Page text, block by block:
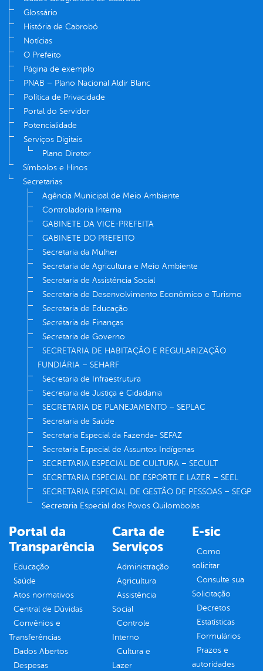
Glossário
História de Cabrobó
Notícias
O Prefeito
Página de exemplo
PNAB – Plano Nacional Aldir Blanc
Política de Privacidade
Portal do Servidor
Potencialidade
Serviços Digitais
Plano Diretor
Símbolos e Hinos
Secretarias
Agência Municipal de Meio Ambiente
Controladoria Interna
GABINETE DA VICE-PREFEITA
GABINETE DO PREFEITO
Secretaria da Mulher
Secretaria de Agricultura e Meio Ambiente
Secretaria de Assistência Social
Secretaria de Desenvolvimento Econômico e Turismo
Secretaria de Educação
Secretaria de Finanças
Secretaria de Governo
SECRETARIA DE HABITAÇÃO E REGULARIZAÇÃO
FUNDIÁRIA – SEHARF
Secretaria de Infraestrutura
Secretaria de Justiça e Cidadania
SECRETARIA DE PLANEJAMENTO – SEPLAC
Secretaria de Saúde
Secretaria Especial da Fazenda- SEFAZ
Secretaria Especial de Assuntos Indígenas
SECRETARIA ESPECIAL DE CULTURA – SECULT
SECRETARIA ESPECIAL DE ESPORTE E LAZER – SEEL
SECRETARIA ESPECIAL DE GESTÃO DE PESSOAS – SEGP
Secretaria Especial dos Povos Quilombolas
Portal da
Transparência
Educação
Saúde
Atos normativos
Central de Dúvidas
Convênios e
Transferências
Dados Abertos
Despesas
Carta de
Serviços
Administração
Agricultura
Assistência
Social
Controle
Interno
Cultura e
Lazer
E-sic
Como
solicitar
Consulte sua
Solicitação
Decretos
Estatísticas
Formulários
Prazos e
autoridades